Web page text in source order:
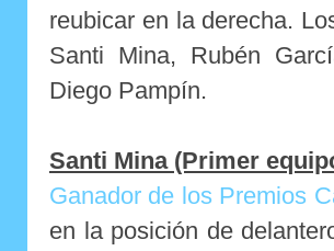
reubicar en la derecha.
Santi Mina, Rubén
Diego Pampín.
Santi Mina (Primer
Ganador de los Premios
en la posición de